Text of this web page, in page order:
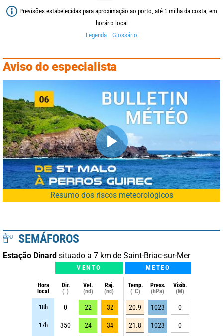
Previsões estabelecidas para aproximação ao porto, até 1 milha da costa, em
horário local
Legenda
Glossário
Aviso do especialista
Resumo dos riscos meteorológicos
SEMÁFOROS
Estação Dinard situado a 7 km de Saint-Briac-sur-Mer
VENTO METEO
Hora
local
Dir.
(°)
Vel.
(nd)
Raj.
(nd)
Temp.
(°C)
Press.
(hPa)
Visib.
(M)
18h 0 22 32 20.9 1023 0
17h 350 24 34 21.8 1023 0